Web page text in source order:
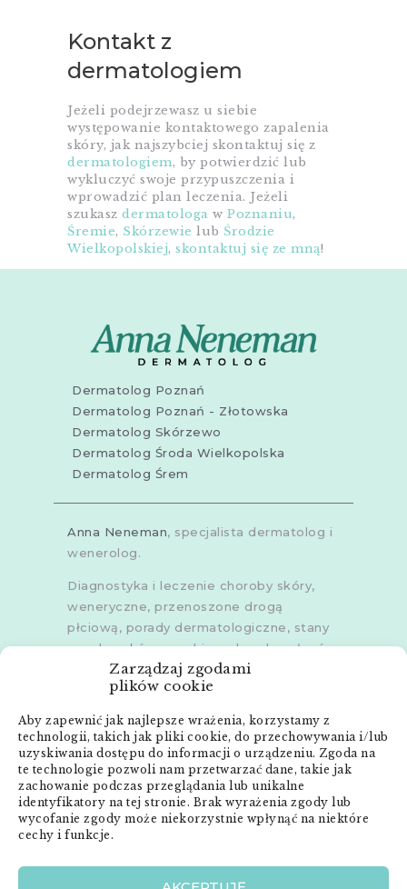
Zarządzaj zgodami
plików cookie
Aby zapewnić jak najlepsze wrażenia, korzystamy z
technologii, takich jak pliki cookie, do przechowywania i/lub
uzyskiwania dostępu do informacji o urządzeniu. Zgoda na
te technologie pozwoli nam przetwarzać dane, takie jak
zachowanie podczas przeglądania lub unikalne
identyfikatory na tej stronie. Brak wyrażenia zgody lub
wycofanie zgody może niekorzystnie wpłynąć na niektóre
cechy i funkcje.
Kontakt z
dermatologiem
Jeżeli podejrzewasz u siebie
występowanie kontaktowego zapalenia
skóry, jak najszybciej skontaktuj się z
dermatologiem, by potwierdzić lub
wykluczyć swoje przypuszczenia i
wprowadzić plan leczenia. Jeżeli
szukasz dermatologa w Poznaniu,
Śremie, Skórzewie lub Środzie
Wielkopolskiej, skontaktuj się ze mną!
Dermatolog Poznań
Dermatolog Poznań - Złotowska
Dermatolog Skórzewo
Dermatolog Środa Wielkopolska
Dermatolog Śrem
Anna Neneman, specjalista dermatolog i
wenerolog.
Diagnostyka i leczenie choroby skóry,
weneryczne, przenoszone drogą
płciową, porady dermatologiczne, stany
zapalne skóry, grzybice, choroby włosów,
dermoskopia, trichoskopia, u dorosłych i
Gabinety wPoznaniu,Poznaniu -
Złotowska,Skórzewie,Środzie
WielkopolskiejiŚremie
Menu:
Strona główna
Anna Neneman – ZnanyLekarz.pl